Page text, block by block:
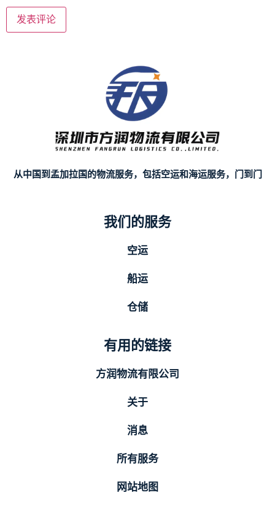
从中国到孟加拉国的物流服务，包括空运和海运服务，门到门
我们的服务
空运
船运
仓储
有用的链接
方润物流有限公司
关于
消息
所有服务
网站地图